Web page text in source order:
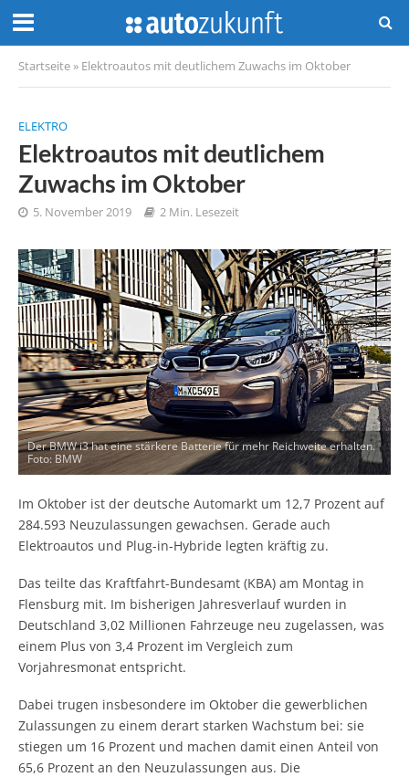
Startseite » Elektroautos mit deutlichem Zuwachs im Oktober
ELEKTRO
Elektroautos mit deutlichem
Zuwachs im Oktober
5. November 2019 2 Min. Lesezeit
Der BMW i3 hat eine stärkere Batterie für mehr Reichweite erhalten.
Foto: BMW
Im Oktober ist der deutsche Automarkt um 12,7 Prozent auf
284.593 Neuzulassungen gewachsen. Gerade auch
Elektroautos und Plug-in-Hybride legten kräftig zu.
Das teilte das Kraftfahrt-Bundesamt (KBA) am Montag in
Flensburg mit. Im bisherigen Jahresverlauf wurden in
Deutschland 3,02 Millionen Fahrzeuge neu zugelassen, was
einem Plus von 3,4 Prozent im Vergleich zum
Vorjahresmonat entspricht.
Dabei trugen insbesondere im Oktober die gewerblichen
Zulassungen zu einem derart starken Wachstum bei: sie
stiegen um 16 Prozent und machen damit einen Anteil von
65,6 Prozent an den Neuzulassungen aus. Die